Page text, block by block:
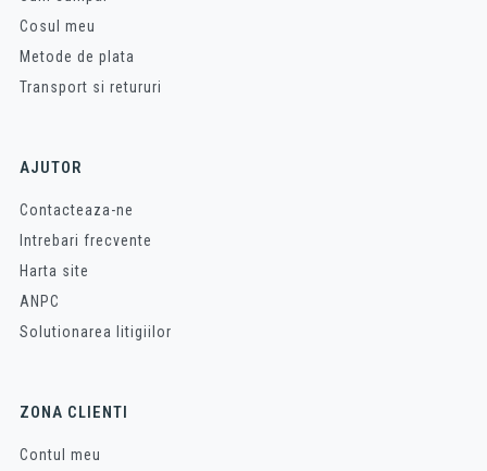
Cosul meu
Metode de plata
Transport si retururi
AJUTOR
Contacteaza-ne
Intrebari frecvente
Harta site
ANPC
Solutionarea litigiilor
ZONA CLIENTI
Contul meu